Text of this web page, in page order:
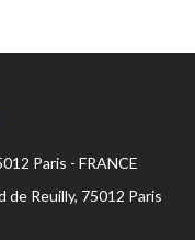
Paris - FRANCE
de Reuilly, 75012 Paris